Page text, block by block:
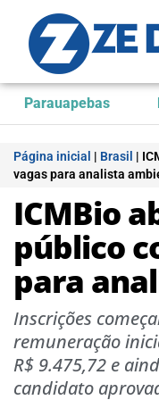
Parauapebas
Página inicial | Brasil |
vagas para analista
ICMBio
público
para
Inscrições
remuneração
R$ 9.475,72 e
candidato